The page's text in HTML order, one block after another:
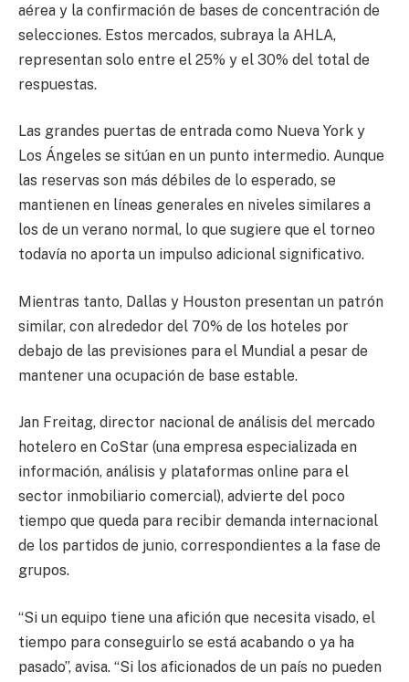
aérea y la confirmación de bases de concentración de
selecciones. Estos mercados, subraya la AHLA,
representan solo entre el 25% y el 30% del total de
respuestas.
Las grandes puertas de entrada como Nueva York y
Los Ángeles se sitúan en un punto intermedio. Aunque
las reservas son más débiles de lo esperado, se
mantienen en líneas generales en niveles similares a
los de un verano normal, lo que sugiere que el torneo
todavía no aporta un impulso adicional significativo.
Mientras tanto, Dallas y Houston presentan un patrón
similar, con alrededor del 70% de los hoteles por
debajo de las previsiones para el Mundial a pesar de
mantener una ocupación de base estable.
Jan Freitag, director nacional de análisis del mercado
hotelero en CoStar (una empresa especializada en
información, análisis y plataformas online para el
sector inmobiliario comercial), advierte del poco
tiempo que queda para recibir demanda internacional
de los partidos de junio, correspondientes a la fase de
grupos.
“Si un equipo tiene una afición que necesita visado, el
tiempo para conseguirlo se está acabando o ya ha
pasado”, avisa. “Si los aficionados de un país no pueden